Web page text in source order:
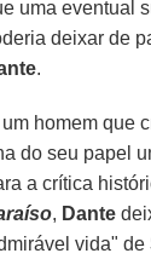
uma eventual
deixar de
.
homem que
do seu papel
a crítica
, Dante
vida" de